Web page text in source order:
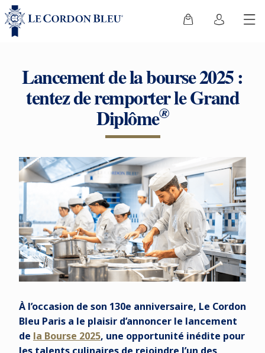
Lancement de la bourse 2025 :
tentez de remporter le Grand
Diplôme®
À l’occasion de son 130e anniversaire, Le Cordon
Bleu Paris a le plaisir d’annoncer le lancement
de la Bourse 2025, une opportunité inédite pour